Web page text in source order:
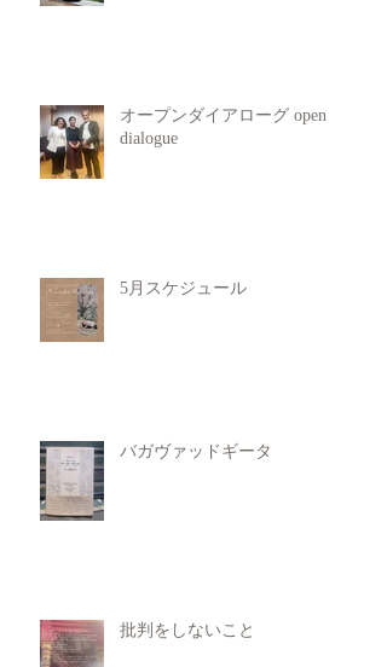
オープンダイアローグ open
dialogue
5月スケジュール
バガヴァッドギータ
批判をしないこと